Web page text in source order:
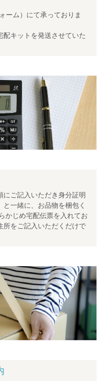
ーム）にて承っておりま
配キットを発送させていた
ご記入いただき身分証明
一緒に、お品物を梱包く
かじめ宅配伝票を入れてお
所をご記入いただくだけで